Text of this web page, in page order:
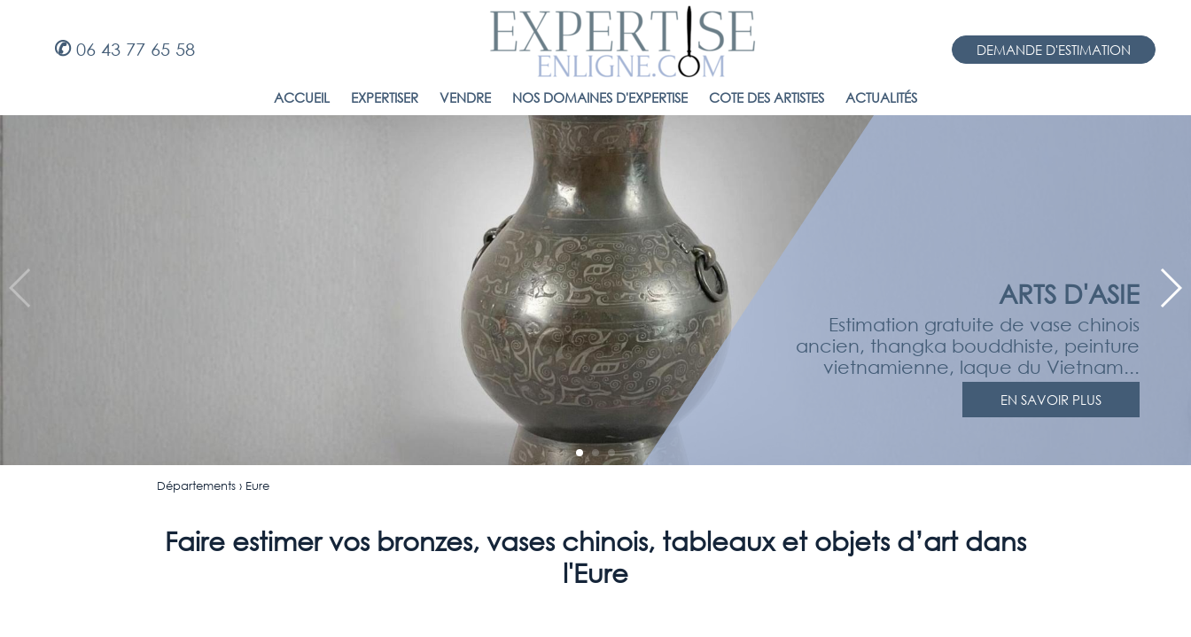
DEMANDE D'ESTIMATION
✆ 06 43 77 65 58
ACCUEIL EXPERTISER VENDRE NOS DOMAINES D'EXPERTISE COTE DES ARTISTES ACTUALITÉS
ARTS D'ASIE
Estimation gratuite de vase chinois
ancien, thangka bouddhiste, peinture
vietnamienne, laque du Vietnam...
EN SAVOIR PLUS
Départements› Eure
Faire estimer vos bronzes, vases chinois, tableaux et objets d’art dans
l'Eure